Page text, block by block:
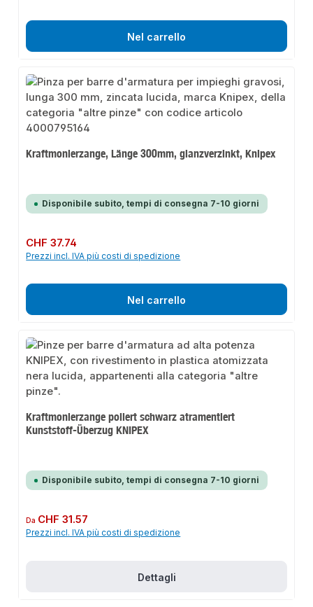
Nel carrello
Kraftmonierzange, Länge 300mm, glanzverzinkt, Knipex
Disponibile subito, tempi di consegna 7-10 giorni
Prezzo normale:
CHF 37.74
Prezzi incl. IVA più costi di spedizione
Nel carrello
Kraftmonierzange poliert schwarz atramentiert
Kunststoff-Überzug KNIPEX
Disponibile subito, tempi di consegna 7-10 giorni
Prezzo normale:
Da CHF 31.57
Prezzi incl. IVA più costi di spedizione
Dettagli